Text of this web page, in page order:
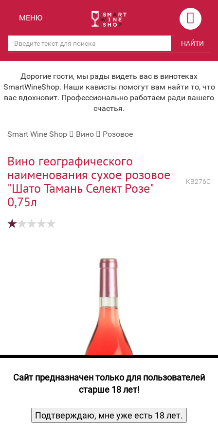
Скидки
Мероприятия
Корпоративным клиентам
Под заказ
Бонусная система
Наша команда
关于我们
Вино крепленое
Вино игристое и Шампанское
Вино безалкогольное
Бренди, Коньяк, Арманьяк
Виски и Бурбон
Пиво и слабоалк. напитки
Ликер
Прочие алкогольные напитки
МЕНЮ
НАЙТИ
Дорогие гости, мы рады видеть вас в винотеках
SmartWineShop. Наши кависты помогут вам найти то, что
вас вдохновит. Профессионально работаем ради вашего
счастья.
Smart Wine Shop Вино Розовое
Вино географического
наименования сухое розовое
"Шато Тамань Селект Розе"
0,75л
КВ276С
Cайт предназначен только для пользователей
старше 18 лет!
Подтверждаю, мне уже есть 18 лет.